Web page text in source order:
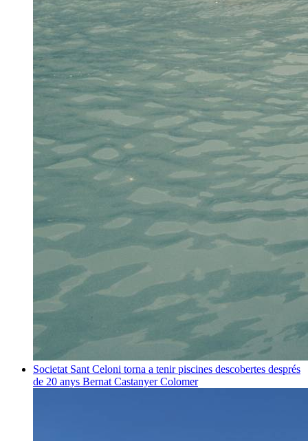
Societat Sant Celoni torna a tenir piscines descobertes després
de 20 anys Bernat Castanyer Colomer